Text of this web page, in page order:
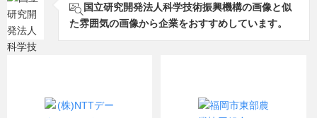
モナシュ大学
ユタ大学大学院
国立研究開発法人科学技術振興機構の画像と似
た雰囲気の画像から企業をおすすめしています。